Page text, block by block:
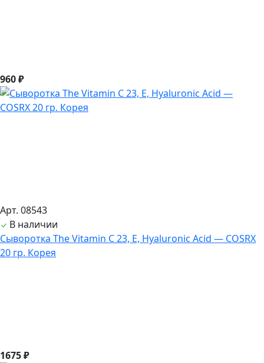
960 ₽
Арт. 08543
В наличии
Сыворотка The Vitamin С 23, E, Hyaluronic Acid — COSRX
20 гр. Корея
1675 ₽